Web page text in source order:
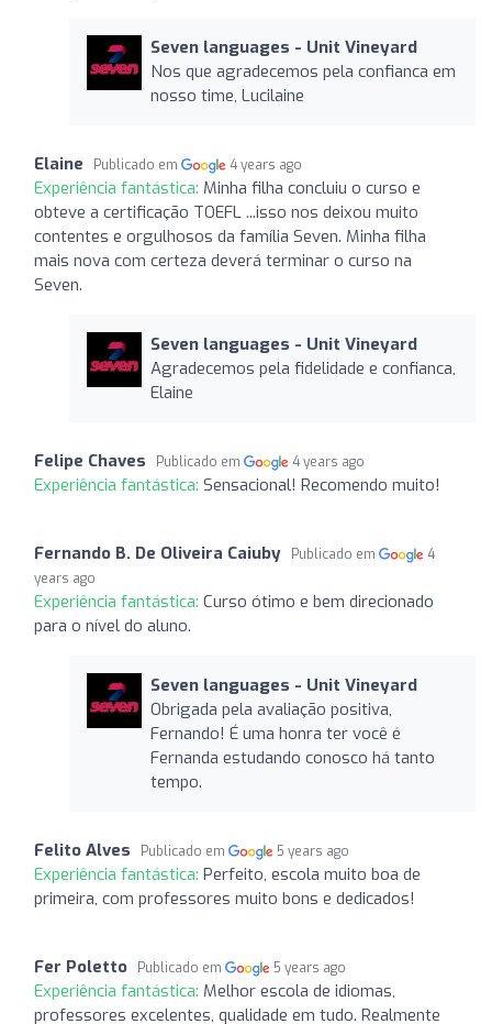
Seven languages ​​- Unit Vineyard
Nos que agradecemos pela confianca em
nosso time, Lucilaine
Elaine Publicado em 4 years ago
Experiência fantástica: Minha filha concluiu o curso e
obteve a certificação TOEFL ...isso nos deixou muito
contentes e orgulhosos da família Seven. Minha filha
mais nova com certeza deverá terminar o curso na
Seven.
Seven languages ​​- Unit Vineyard
Agradecemos pela fidelidade e confianca,
Elaine
Felipe Chaves Publicado em 4 years ago
Experiência fantástica: Sensacional! Recomendo muito!
Fernando B. De Oliveira Caiuby Publicado em
4
years ago
Experiência fantástica: Curso ótimo e bem direcionado
para o nível do aluno.
Seven languages ​​- Unit Vineyard
Obrigada pela avaliação positiva,
Fernando! É uma honra ter você é
Fernanda estudando conosco há tanto
tempo.
Felito Alves Publicado em 5 years ago
Experiência fantástica: Perfeito, escola muito boa de
primeira, com professores muito bons e dedicados!
Fer Poletto Publicado em 5 years ago
Experiência fantástica: Melhor escola de idiomas,
professores excelentes, qualidade em tudo. Realmente